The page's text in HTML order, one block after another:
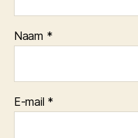
Naam *
E-mail *